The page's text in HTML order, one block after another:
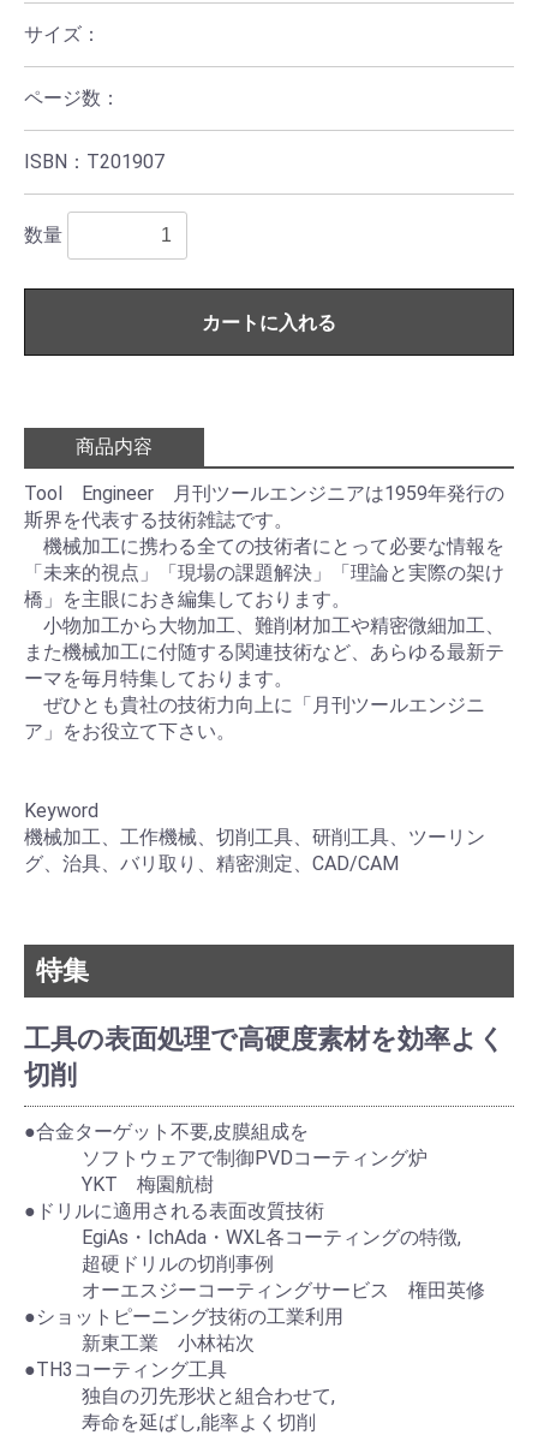
サイズ：
ページ数：
ISBN：T201907
数量
カートに入れる
商品内容
Tool Engineer 月刊ツールエンジニアは1959年発行の
斯界を代表する技術雑誌です。
機械加工に携わる全ての技術者にとって必要な情報を
「未来的視点」「現場の課題解決」「理論と実際の架け
橋」を主眼におき編集しております。
小物加工から大物加工、難削材加工や精密微細加工、
また機械加工に付随する関連技術など、あらゆる最新テ
ーマを毎月特集しております。
ぜひとも貴社の技術力向上に「月刊ツールエンジニ
ア」をお役立て下さい。
Keyword
機械加工、工作機械、切削工具、研削工具、ツーリン
グ、治具、バリ取り、精密測定、CAD/CAM
特集
工具の表面処理で高硬度素材を効率よく
切削
●合金ターゲット不要,皮膜組成を
ソフトウェアで制御PVDコーティング炉
YKT 梅園航樹
●ドリルに適用される表面改質技術
EgiAs・IchAda・WXL各コーティングの特徴,
超硬ドリルの切削事例
オーエスジーコーティングサービス 権田英修
●ショットピーニング技術の工業利用
新東工業 小林祐次
●TH3コーティング工具
独自の刃先形状と組合わせて,
寿命を延ばし,能率よく切削